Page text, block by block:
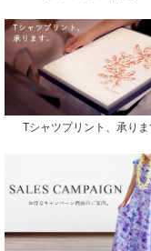
Tシャツプリント、承りま